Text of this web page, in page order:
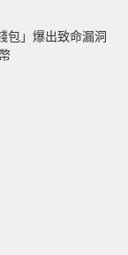
包」爆出致命漏洞